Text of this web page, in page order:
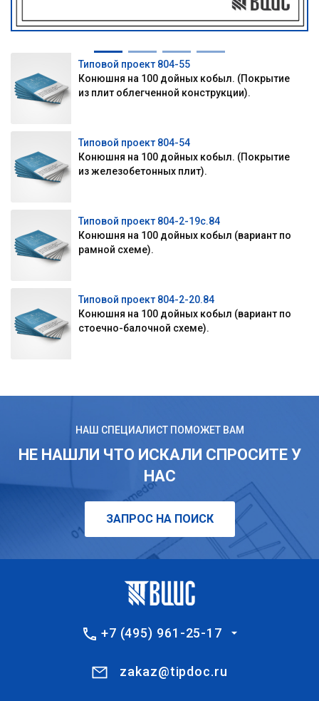
Типовой проект 804-55
Конюшня на 100 дойных кобыл. (Покрытие
из плит облегченной конструкции).
Типовой проект 804-54
Конюшня на 100 дойных кобыл. (Покрытие
из железобетонных плит).
Типовой проект 804-2-19с.84
Конюшня на 100 дойных кобыл (вариант по
рамной схеме).
Типовой проект 804-2-20.84
Конюшня на 100 дойных кобыл (вариант по
стоечно-балочной схеме).
НАШ СПЕЦИАЛИСТ ПОМОЖЕТ ВАМ
НЕ НАШЛИ ЧТО ИСКАЛИ СПРОСИТЕ У
НАС
ЗАПРОС НА ПОИСК
+7 (495) 961-25-17
zakaz@tipdoc.ru